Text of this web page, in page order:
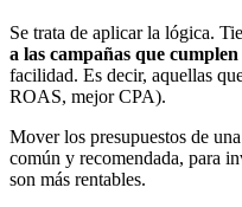
Se trata de aplicar la lógica.
a las campañas que
facilidad. Es decir, aquellas
ROAS, mejor CPA).
Mover los presupuestos de
común y recomendada, para
son más rentables.